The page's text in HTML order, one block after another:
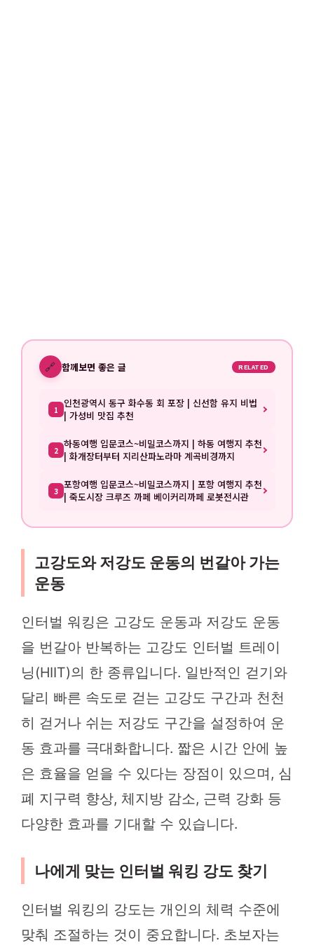
🔗 함께보면 좋은 글 RELATED
1 인천광역시 동구 화수동 회 포장 | 신선함 유지 비법
| 가성비 맛집 추천
2 하동여행 입문코스~비밀코스까지 | 하동 여행지 추천
| 화개장터부터 지리산파노라마 계곡비경까지
3 포항여행 입문코스~비밀코스까지 | 포항 여행지 추천
| 죽도시장 크루즈 까페 베이커리까페 로봇전시관
고강도와 저강도 운동의 번갈아 가는
운동
인터벌 워킹은 고강도 운동과 저강도 운동
을 번갈아 반복하는 고강도 인터벌 트레이
닝(HIIT)의 한 종류입니다. 일반적인 걷기와
달리 빠른 속도로 걷는 고강도 구간과 천천
히 걷거나 쉬는 저강도 구간을 설정하여 운
동 효과를 극대화합니다. 짧은 시간 안에 높
은 효율을 얻을 수 있다는 장점이 있으며, 심
폐 지구력 향상, 체지방 감소, 근력 강화 등
다양한 효과를 기대할 수 있습니다.
나에게 맞는 인터벌 워킹 강도 찾기
인터벌 워킹의 강도는 개인의 체력 수준에
맞춰 조절하는 것이 중요합니다. 초보자는